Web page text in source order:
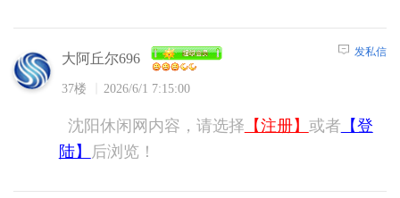
大阿丘尔696
37楼 2026/6/1 7:15:00
发私信
沈阳休闲网内容，请选择 【注册】 或者 【登
陆】
后浏览！